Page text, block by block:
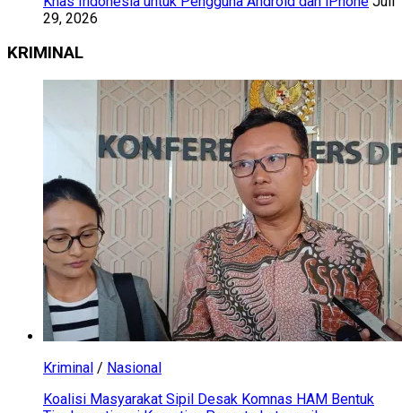
29, 2026
KRIMINAL
Kriminal / Nasional
Koalisi Masyarakat Sipil Desak Komnas HAM Bentuk